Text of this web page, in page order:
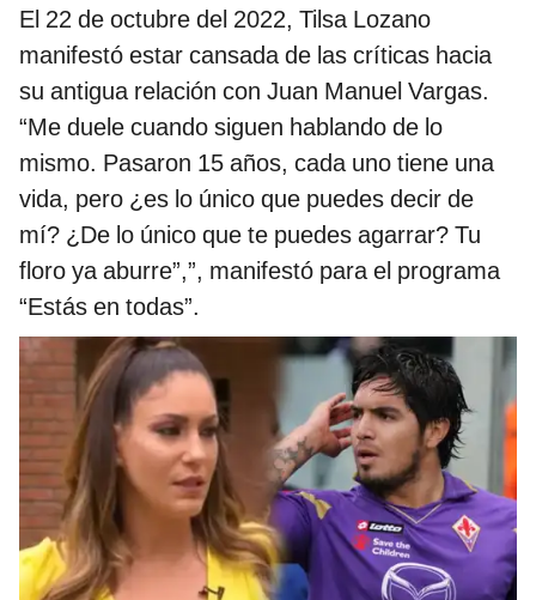
El 22 de octubre del 2022, Tilsa Lozano
manifestó estar cansada de las críticas hacia
su antigua relación con Juan Manuel Vargas.
“Me duele cuando siguen hablando de lo
mismo. Pasaron 15 años, cada uno tiene una
vida, pero ¿es lo único que puedes decir de
mí? ¿De lo único que te puedes agarrar? Tu
floro ya aburre”,”, manifestó para el programa
“Estás en todas”.